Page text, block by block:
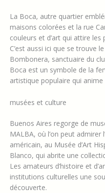
La Boca, autre quartier
maisons colorées et la rue
couleurs et d’art qui attire
C’est aussi ici que se trouve
Bombonera, sanctuaire du
Boca est un symbole de la
artistique populaire qui anime
musées et culture
Buenos Aires regorge de
MALBA, où l’on peut
américain, au Musée d’Art
Blanco, qui abrite une
Les amateurs d’histoire et
institutions culturelles une
découverte.